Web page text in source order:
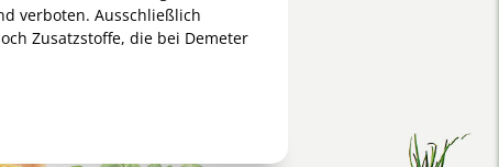
verboten. Ausschließlich
Zusatzstoffe, die bei Demeter